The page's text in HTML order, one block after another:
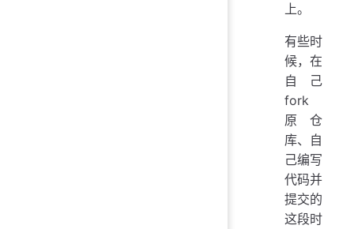
上。
有些时
候，在
自己
fork
原仓
库、自
己编写
代码并
提交的
这段时